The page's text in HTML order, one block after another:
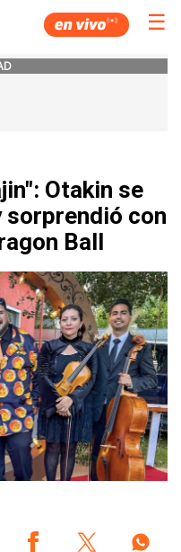
☰
Otakin se
sorprendió con
Ball